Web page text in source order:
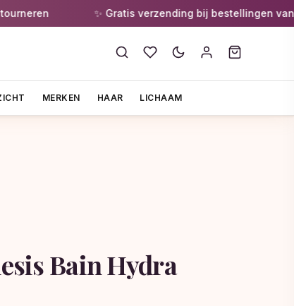
✨ Gratis verzending bij bestellingen vanaf
MERKEN HAAR LICHAAM
Bain Hydra